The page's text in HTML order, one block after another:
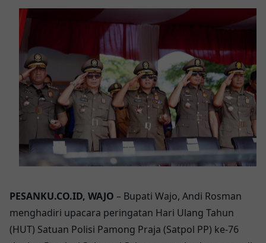
PESANKU.CO.ID, WAJO – Bupati Wajo, Andi Rosman
menghadiri upacara peringatan Hari Ulang Tahun
(HUT) Satuan Polisi Pamong Praja (Satpol PP) ke-76